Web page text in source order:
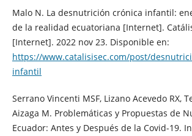
Malo N. La desnutrición crónica infantil:
de la realidad ecuatoriana [Internet].
[Internet]. 2022 nov 23. Disponible en:
https://www.catalisisec.com/post/
infantil
Serrano Vincenti MSF, Lizano Acevedo RX,
Aizaga M. Problemáticas y Propuestas de
Ecuador: Antes y Después de la Covid-19.